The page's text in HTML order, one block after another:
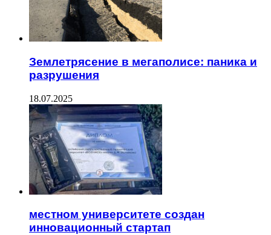
Землетрясение в мегаполисе: паника и
разрушения
18.07.2025
местном университете создан
инновационный стартап